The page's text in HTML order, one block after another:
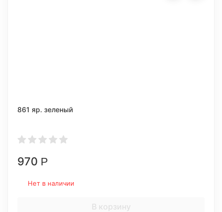
861 яр. зеленый
970 Р
Нет в наличии
В корзину